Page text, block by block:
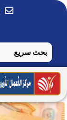
تخطي